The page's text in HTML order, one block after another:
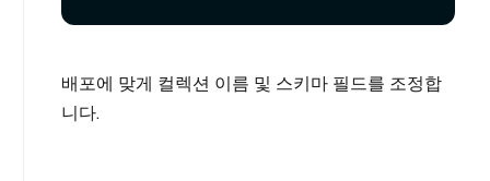
배포에 맞게 컬렉션 이름 및 스키마 필드를 조정합
니다.